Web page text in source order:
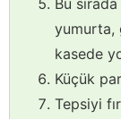
Bu
yumurta,
kasede
Küçük
Tepsiyi